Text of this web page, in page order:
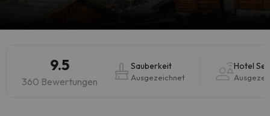
9.5
360 Bewertungen
Sauberkeit
Ausgezeichnet
Hotel